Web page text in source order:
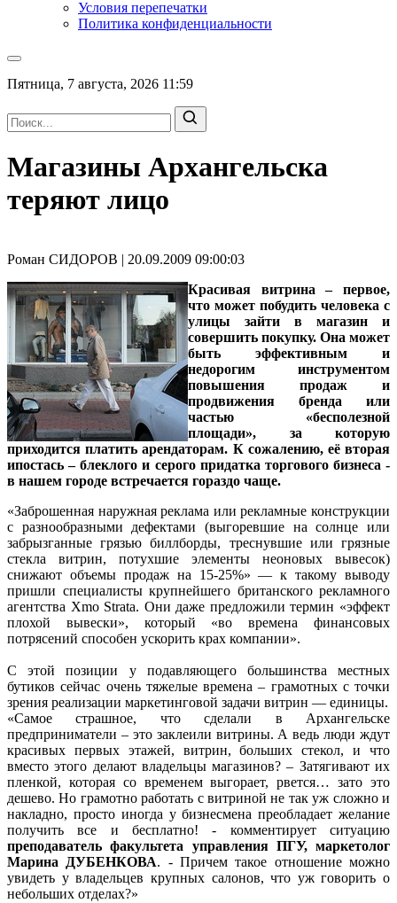
Условия перепечатки
Политика конфиденциальности
Пятница, 7 августа, 2026 11:59
Магазины Архангельска
теряют лицо
Роман СИДОРОВ | 20.09.2009 09:00:03
Красивая витрина – первое,
что может побудить человека с
улицы зайти в магазин и
совершить покупку. Она может
быть эффективным и
недорогим инструментом
повышения продаж и
продвижения бренда или
частью «бесполезной
площади», за которую
приходится платить арендаторам. К сожалению, её вторая
ипостась – блеклого и серого придатка торгового бизнеса -
в нашем городе встречается гораздо чаще.
«Заброшенная наружная реклама или рекламные конструкции
с разнообразными дефектами (выгоревшие на солнце или
забрызганные грязью биллборды, треснувшие или грязные
стекла витрин, потухшие элементы неоновых вывесок)
снижают объемы продаж на 15-25%» — к такому выводу
пришли специалисты крупнейшего британского рекламного
агентства Xmo Strata. Они даже предложили термин «эффект
плохой вывески», который «во времена финансовых
потрясений способен ускорить крах компании».
С этой позиции у подавляющего большинства местных
бутиков сейчас очень тяжелые времена – грамотных с точки
зрения реализации маркетинговой задачи витрин — единицы.
«Самое страшное, что сделали в Архангельске
предприниматели – это заклеили витрины. А ведь люди ждут
красивых первых этажей, витрин, больших стекол, и что
вместо этого делают владельцы магазинов? – Затягивают их
пленкой, которая со временем выгорает, рвется… зато это
дешево. Но грамотно работать с витриной не так уж сложно и
накладно, просто иногда у бизнесмена преобладает желание
получить все и бесплатно! - комментирует ситуацию
преподаватель факультета управления ПГУ, маркетолог
Марина ДУБЕНКОВА. - Причем такое отношение можно
увидеть у владельцев крупных салонов, что уж говорить о
небольших отделах?»